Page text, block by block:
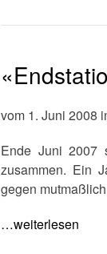
vom 1. Juni 2008
Ende Juni 2007
zusammen. Ein
gegen
…weiterlesen